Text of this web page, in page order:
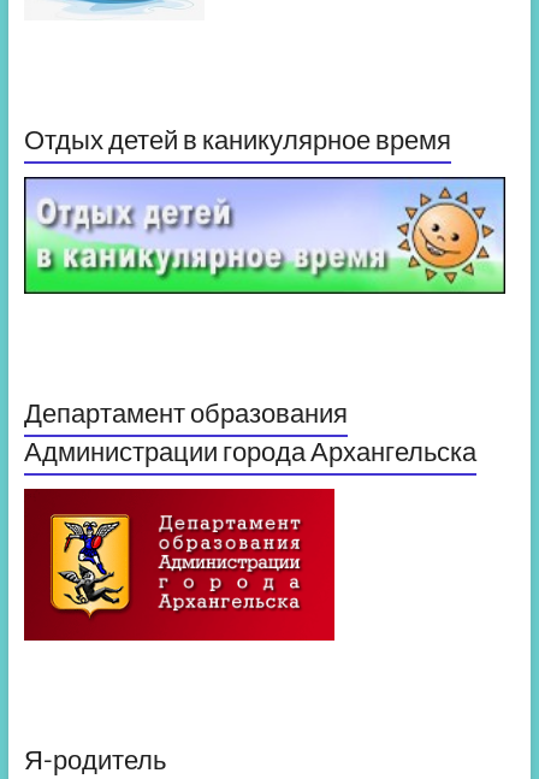
Отдых детей в каникулярное время
Департамент образования
Администрации города Архангельска
Я-родитель